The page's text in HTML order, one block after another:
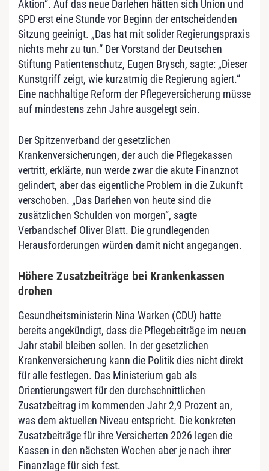
Aktion“. Auf das neue Darlehen hätten sich Union und
SPD erst eine Stunde vor Beginn der entscheidenden
Sitzung geeinigt. „Das hat mit solider Regierungspraxis
nichts mehr zu tun.“ Der Vorstand der Deutschen
Stiftung Patientenschutz, Eugen Brysch, sagte: „Dieser
Kunstgriff zeigt, wie kurzatmig die Regierung agiert.“
Eine nachhaltige Reform der Pflegeversicherung müsse
auf mindestens zehn Jahre ausgelegt sein.
Der Spitzenverband der gesetzlichen
Krankenversicherungen, der auch die Pflegekassen
vertritt, erklärte, nun werde zwar die akute Finanznot
gelindert, aber das eigentliche Problem in die Zukunft
verschoben. „Das Darlehen von heute sind die
zusätzlichen Schulden von morgen“, sagte
Verbandschef Oliver Blatt. Die grundlegenden
Herausforderungen würden damit nicht angegangen.
Höhere Zusatzbeiträge bei Krankenkassen
drohen
Gesundheitsministerin Nina Warken (CDU) hatte
bereits angekündigt, dass die Pflegebeiträge im neuen
Jahr stabil bleiben sollen. In der gesetzlichen
Krankenversicherung kann die Politik dies nicht direkt
für alle festlegen. Das Ministerium gab als
Orientierungswert für den durchschnittlichen
Zusatzbeitrag im kommenden Jahr 2,9 Prozent an,
was dem aktuellen Niveau entspricht. Die konkreten
Zusatzbeiträge für ihre Versicherten 2026 legen die
Kassen in den nächsten Wochen aber je nach ihrer
Finanzlage für sich fest.